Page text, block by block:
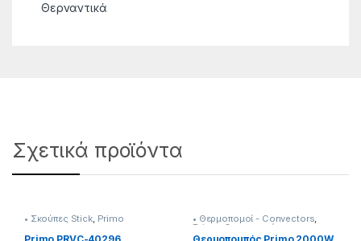
Θερναντικά
Σχετικά προϊόντα
• Σκούπες Stick, Primo • Θερμοπομοί - Convectors,
Primo Θερναντικά